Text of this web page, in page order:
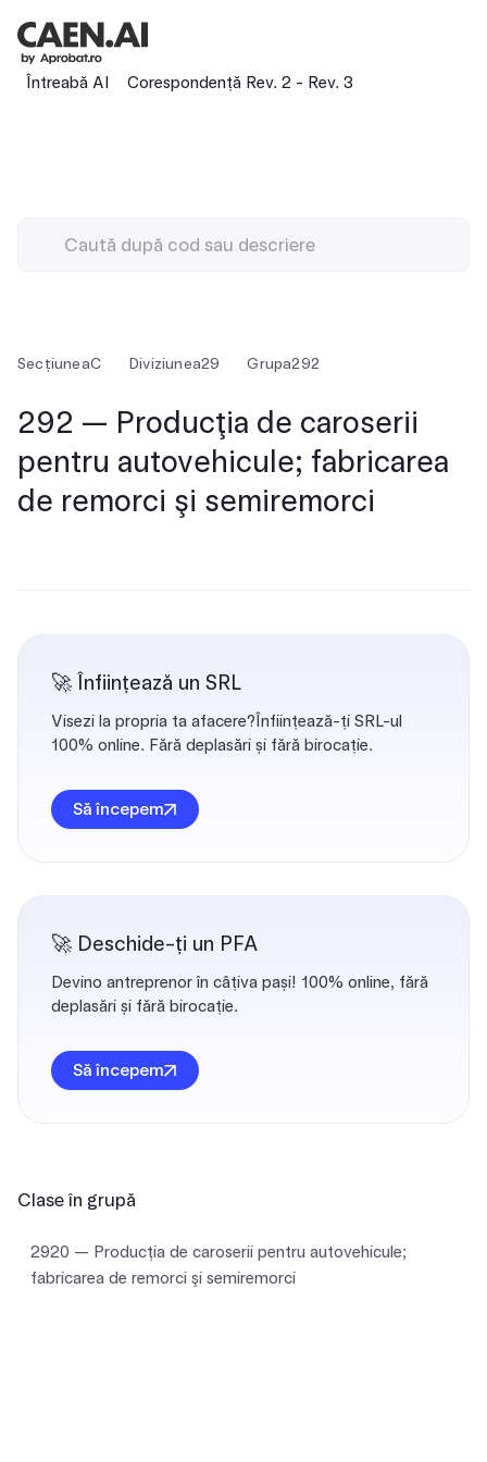
Întreabă AI Corespondență Rev. 2 - Rev. 3
Clase în grupă
2920 — Producţia de caroserii pentru autovehicule;
fabricarea de remorci şi semiremorci
SecțiuneaC Diviziunea29 Grupa292
292 — Producţia de caroserii
pentru autovehicule; fabricarea
de remorci şi semiremorci
🚀 Înființează un SRL
Visezi la propria ta afacere?Înființează-ți SRL-ul
100% online. Fără deplasări și fără birocație.
Să începem
🚀 Deschide-ți un PFA
Devino antreprenor în câțiva pași! 100% online, fără
deplasări și fără birocație.
Să începem